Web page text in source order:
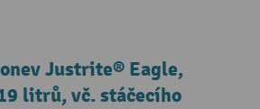
Justrite® Eagle,
litrů, vč. stáčecího